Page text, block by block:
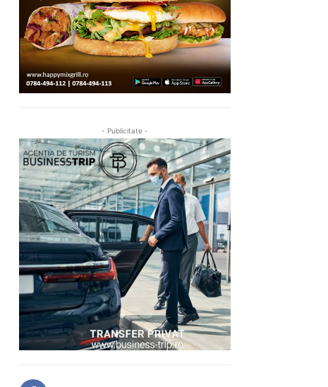
- Publicitate -